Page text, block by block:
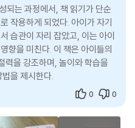
신이 원하는 것을 얻기 위해 충동
는 능력을 키워나가야 한다. 떼쓰
지는 일은 없어야 한다. 만약 아이
기 조절력을 키우기 위해 한참을
진 힘 - 자기 조절력과 공부의 상
는 것이 더 중요하다고 생각해 일
적으로 아이의 정서와 인지 발달에
한 문제가 발생하게 된다는 사실을
하는 것이 아니라, 아이의 안정된
필요하다는 의미다. 즉, 안정된 정
지는 결정적 시기가 바로 4~7세이
를 균형적으로 발달시키려면 ‘지
되는 과정에서, 책 읽기가 단순
작용하게 되었다. 아이가 자기
습관이 자리 잡았고, 이는 아이
향을 미친다. 이 책은 아이들의
력을 강조하며, 놀이와 학습을
을 제시한다.
0 0